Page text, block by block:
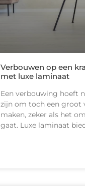
Verbouwen op een
met luxe laminaat
Een verbouwing hoeft
zijn om toch een groot
maken, zeker als het
gaat. Luxe laminaat